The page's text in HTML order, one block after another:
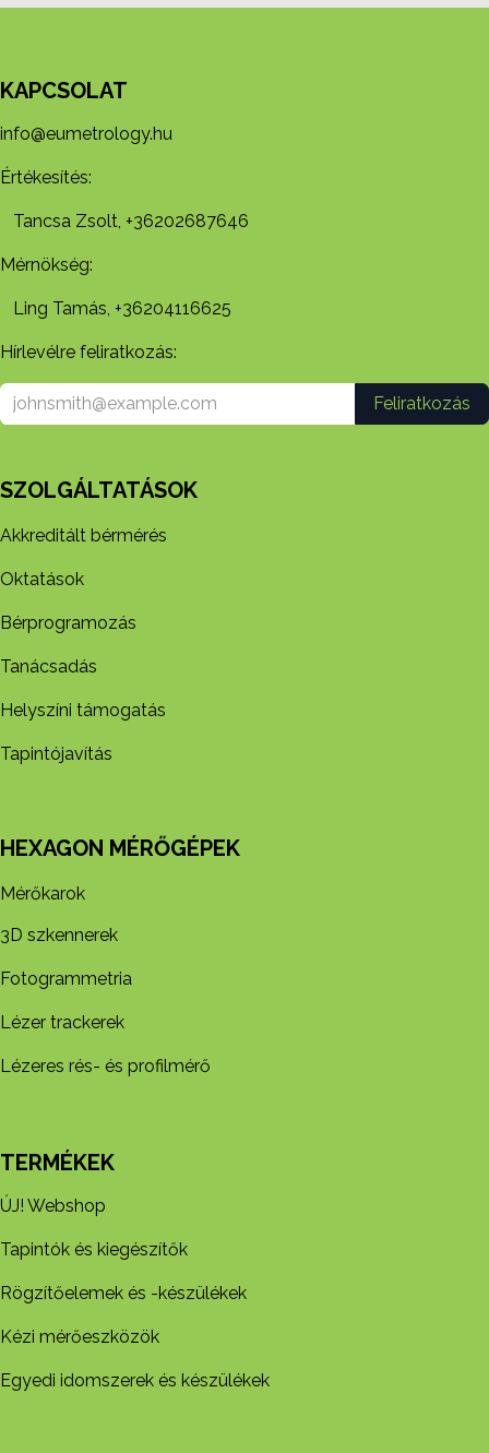
KAPCSOLAT
info@eumetrology.hu
Értékesítés:
Tancsa Zsolt, +36202687646
Mérnökség:
Ling Tamás, +36204116625
Hírlevélre feliratkozás:
Feliratkozás
SZOLGÁLTATÁSOK
Akkreditált bérmérés
Oktatások
Bérprogramozás
Tanácsadás
Helyszíni támogatás
Tapintójavítás
HEXAGON MÉRŐGÉPEK
Mérőkarok
3D szkennerek
Fotogrammetria
Lézer trackerek
Lézeres rés- és profilmérő
TERMÉKEK
ÚJ! Webshop
Tapintók és kiegészítők
Rögzítőelemek és -készül​ékek
Kézi mérőeszközök
Egyedi idomszerek és készülékek